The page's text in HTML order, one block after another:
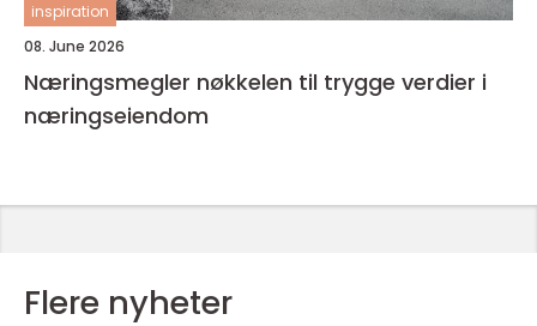
inspiration
08. June 2026
Næringsmegler nøkkelen til trygge verdier i
næringseiendom
Flere nyheter